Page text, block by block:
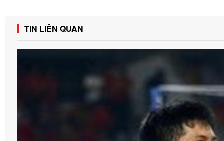
TIN LIÊN QUAN